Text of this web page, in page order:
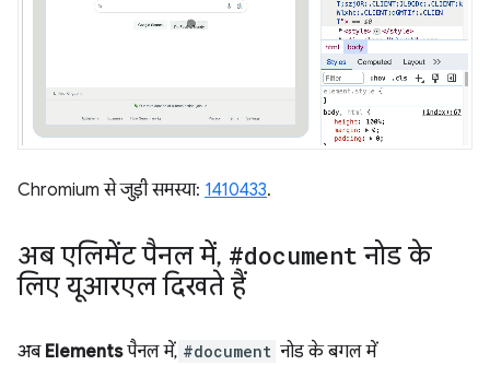
Chromium से जुड़ी समस्या: 1410433.
अब एलिमेंट पैनल में, #document नोड के
लिए यूआरएल दिखते हैं
अब Elementsपैनल में, #document नोड के बगल में